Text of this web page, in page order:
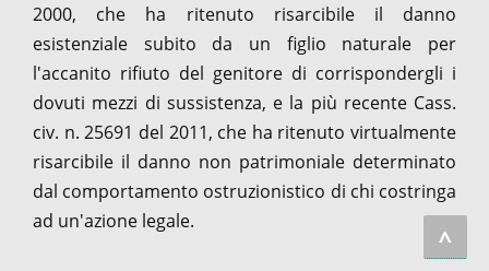
2000, che ha ritenuto risarcibile il danno
esistenziale subito da un figlio naturale per
l'accanito rifiuto del genitore di corrispondergli i
dovuti mezzi di sussistenza, e la più recente Cass.
civ. n. 25691 del 2011, che ha ritenuto virtualmente
risarcibile il danno non patrimoniale determinato
dal comportamento ostruzionistico di chi costringa
ad un'azione legale.
^